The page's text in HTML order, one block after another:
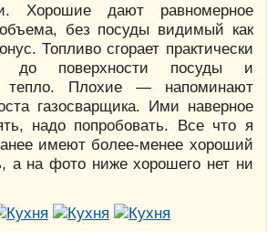
Хорошие дают равномерное
без посуды видимый как
Топливо сгорает практически
до поверхности посуды и
тепло. Плохие — напоминают
газосварщика. Ими наверное
надо попробовать. Все что я
имеют более-менее хороший
а на фото ниже хорошего нет ни